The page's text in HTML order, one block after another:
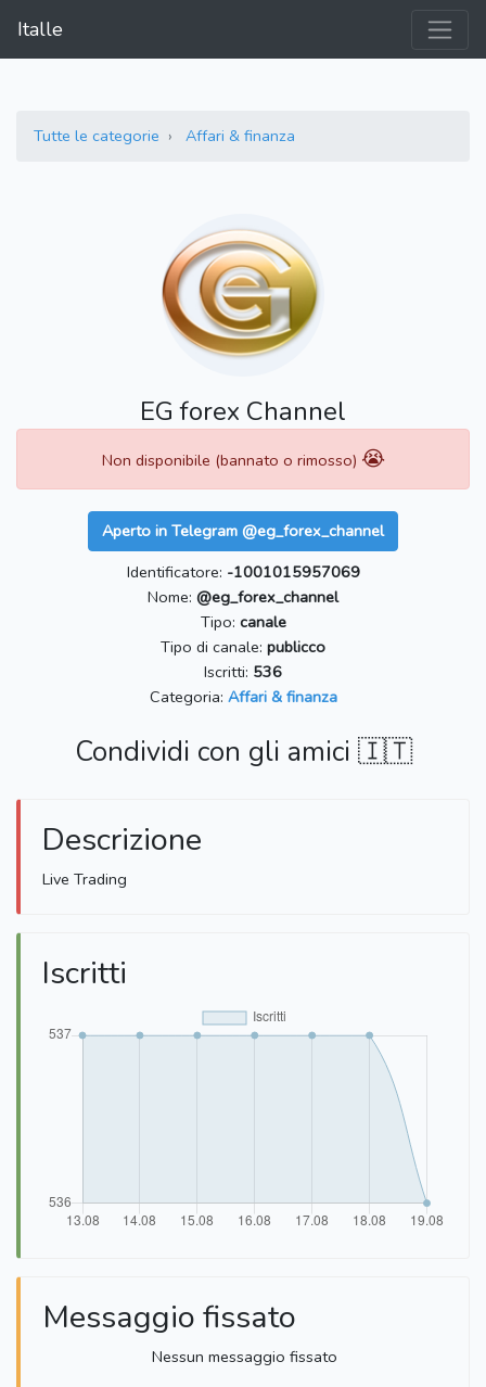
Italle
Tutte le categorie Affari & finanza
EG forex Channel
Non disponibile (bannato o rimosso) 😭
Aperto in Telegram @eg_forex_channel
Identificatore: -1001015957069
Nome: @eg_forex_channel
Tipo: canale
Tipo di canale: publicco
Iscritti: 536
Categoria: Affari & finanza
Condividi con gli amici 🇮🇹
Descrizione
Live Trading
Iscritti
Messaggio fissato
Nessun messaggio fissato